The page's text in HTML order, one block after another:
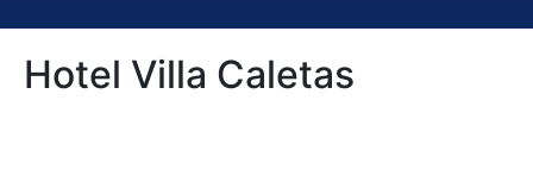
Hotel Villa Caletas